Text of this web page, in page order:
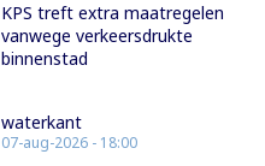
KPS treft extra maatregelen
vanwege verkeersdrukte
binnenstad
waterkant
07-aug-2026 - 18:00